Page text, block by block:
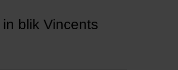
blik Vincents